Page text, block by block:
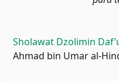
Sholawat Dzolimin
Ahmad bin Umar al-